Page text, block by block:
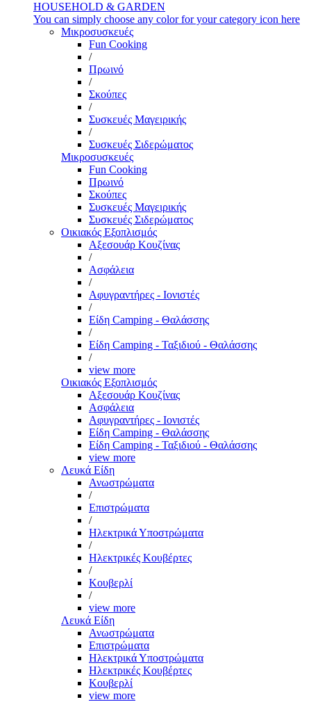
HOUSEHOLD & GARDEN
You can simply choose any color for your category icon here
Μικροσυσκευές
Fun Cooking
/
Πρωινό
/
Σκούπες
/
Συσκευές Μαγειρικής
/
Συσκευές Σιδερώματος
Μικροσυσκευές
Fun Cooking
Πρωινό
Σκούπες
Συσκευές Μαγειρικής
Συσκευές Σιδερώματος
Οικιακός Εξοπλισμός
Αξεσουάρ Κουζίνας
/
Ασφάλεια
/
Αφυγραντήρες - Ιονιστές
/
Είδη Camping - Θαλάσσης
/
Είδη Camping - Ταξιδιού - Θαλάσσης
/
view more
Οικιακός Εξοπλισμός
Αξεσουάρ Κουζίνας
Ασφάλεια
Αφυγραντήρες - Ιονιστές
Είδη Camping - Θαλάσσης
Είδη Camping - Ταξιδιού - Θαλάσσης
view more
Λευκά Είδη
Ανωστρώματα
/
Επιστρώματα
/
Ηλεκτρικά Υποστρώματα
/
Ηλεκτρικές Κουβέρτες
/
Κουβερλί
/
view more
Λευκά Είδη
Ανωστρώματα
Επιστρώματα
Ηλεκτρικά Υποστρώματα
Ηλεκτρικές Κουβέρτες
Κουβερλί
view more